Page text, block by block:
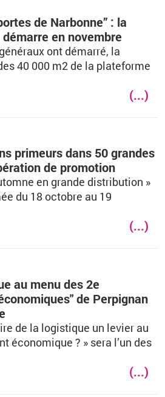
de Narbonne” : la
en novembre
ont démarré, la
40 000 m2 de la plateforme
(...)
primeurs dans 50 grandes
de promotion
en grande distribution »
du 18 octobre au 19
(...)
au menu des 2e
de Perpignan
de la logistique un levier au
économique ? » sera l’un des
(...)